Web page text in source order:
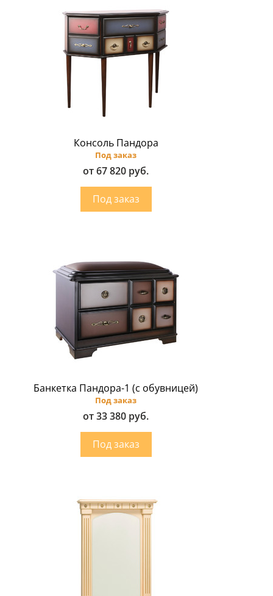
Консоль Пандора
Под заказ
от 67 820 руб.
Банкетка Пандора-1 (с обувницей)
Под заказ
от 33 380 руб.